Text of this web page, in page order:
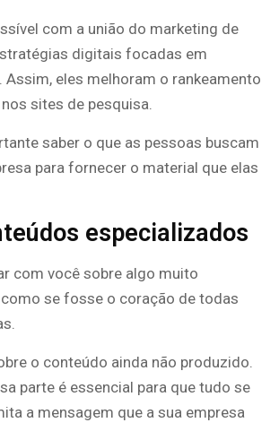
com a união do marketing de
digitais focadas em
. Assim, eles melhoram o rankeamento
sites de pesquisa.
saber o que as pessoas buscam
para fornecer o material que elas
especializados
com você sobre algo muito
como se fosse o coração de todas
o conteúdo ainda não produzido.
parte é essencial para que tudo se
a mensagem que a sua empresa